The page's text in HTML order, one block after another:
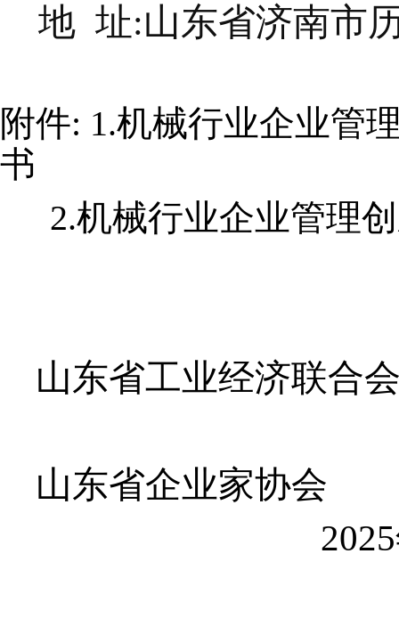
地 址:山东省济南市
附件: 1.机械行业企业管
书
2.机械行业企业管理
山东省工业经济联合
山东省企业家协会